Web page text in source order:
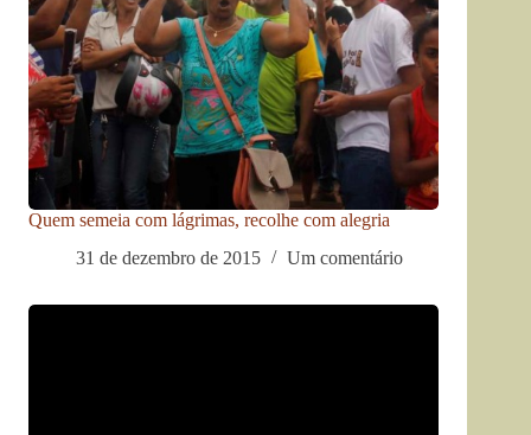
Quem semeia com lágrimas, recolhe com alegria
31 de dezembro de 2015
Um comentário